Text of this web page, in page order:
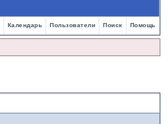
Помощь
Поиск
Пользователи
Календарь